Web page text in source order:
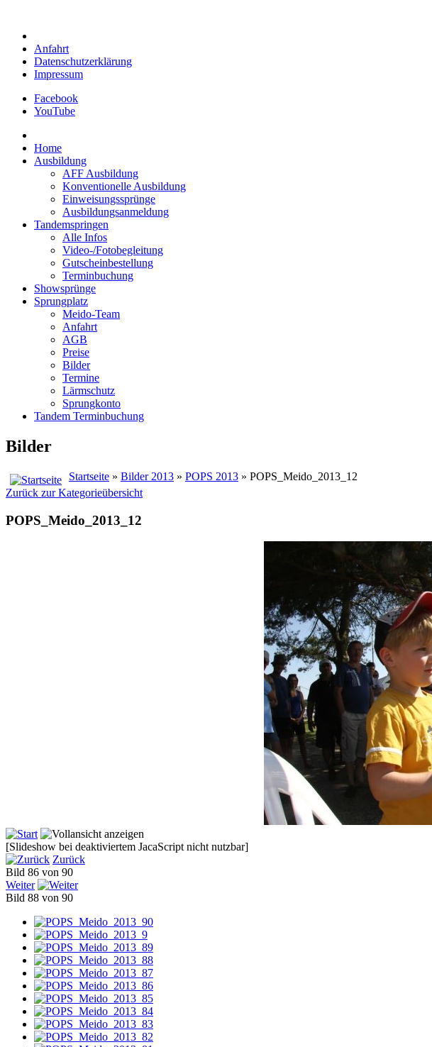
Anfahrt
Datenschutzerklärung
Impressum
Facebook
YouTube
Home
Ausbildung
AFF Ausbildung
Konventionelle Ausbildung
Einweisungssprünge
Ausbildungsanmeldung
Tandemspringen
Alle Infos
Video-/Fotobegleitung
Gutscheinbestellung
Terminbuchung
Showsprünge
Sprungplatz
Meido-Team
Anfahrt
AGB
Preise
Bilder
Termine
Lärmschutz
Sprungkonto
Tandem Terminbuchung
Bilder
Startseite » Bilder 2013 » POPS 2013 » POPS_Meido_2013_12
Zurück zur Kategorieübersicht
POPS_Meido_2013_12
[Slideshow bei deaktiviertem JacaScript nicht nutzbar]
Zurück
Bild 86 von 90
Weiter
Bild 88 von 90